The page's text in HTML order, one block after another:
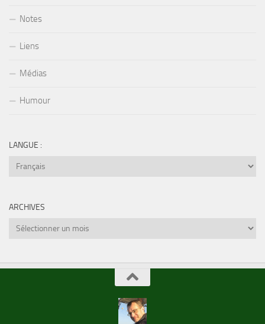
Notes
Liens
Médias
Humour
LANGUE :
ARCHIVES
Archives